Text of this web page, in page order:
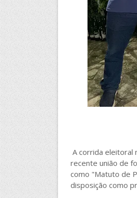
A corrida eleitoral
recente união de
como "Matuto de
disposição como